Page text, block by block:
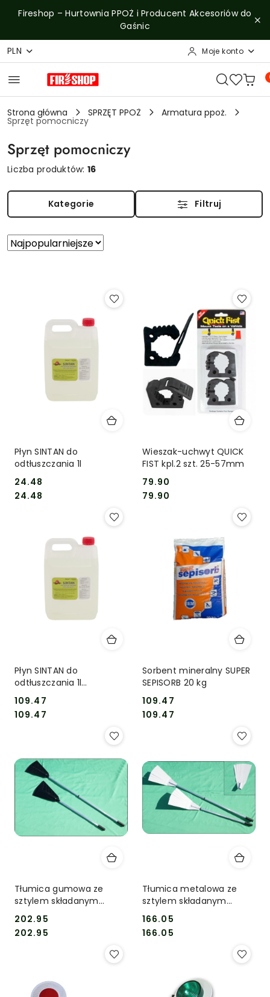
Przejdź do treści głównej
Przejdź do wyszukiwarki
Przejdź do moje konto
Przejdź do menu głównego
Przejdź do stopki
Fireshop – Hurtownia PPOŻ i Producent Akcesoriów do
Gaśnic
PLN Moje konto
Strona główna SPRZĘT PPOŻ Armatura ppoż.
Sprzęt pomocniczy
Sprzęt pomocniczy
Liczba produktów:16
Kategorie Filtruj
Zastosowano
sortowanie:
Sortuj
według
Płyn SINTAN do
odtłuszczania 1l
Cena:
24.48
Cena:
24.48
Wieszak-uchwyt QUICK
FIST kpl.2 szt. 25-57mm
Cena:
79.90
Cena:
79.90
Płyn SINTAN do
odtłuszczania 1l
koncentrat
Cena:
109.47
Cena:
109.47
Sorbent mineralny SUPER
SEPISORB 20 kg
Cena:
109.47
Cena:
109.47
Tłumica gumowa ze
sztylem składanym
aluminiowym
Cena:
202.95
Cena:
202.95
Tłumica metalowa ze
sztylem składanym
aluminiowym
Cena:
166.05
Cena:
166.05